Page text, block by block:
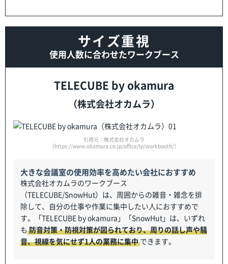
サイズ重視
使用人数に合わせたワークブース
TELECUBE by okamura
（株式会社オカムラ）
引用元：株式会社オカムラ
（https://www.okamura.co.jp/office/lp/workbooth/）
大きな会議室の使用効率を高めたい会社におすすめ
株式会社オカムラのワークブース
（TELECUBE/SnowHut）は、周囲からの雑音・雑念を排
除して、自分の仕事や作業に集中したい人におすすめで
す。「TELECUBE by okamura」「SnowHut」は、いずれ
も 防音対策・防視対策が図られており、周りの話し声や騒
音、視線を気にせず1人の業務に集中できます。